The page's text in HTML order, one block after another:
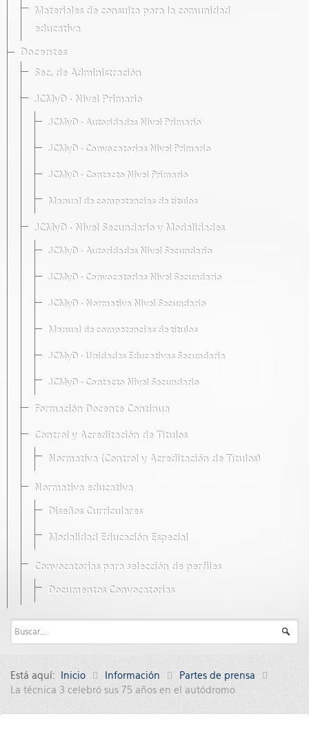
Materiales de consulta para la comunidad
educativa
Docentes
Sec. de Administración
JCMyD · Nivel Primario
JCMyD · Autoridades Nivel Primario
JCMyD · Convocatorias Nivel Primario
JCMyD · Contacto Nivel Primario
Manual de competencias de títulos
JCMyD · Nivel Secundario y Modalidades
JCMyD · Autoridades Nivel Secundario
JCMyD · Convocatorias Nivel Secundario
JCMyD · Normativa Nivel Secundario
Manual de competencias de títulos
JCMyD · Unidades Educativas Secundaria
JCMyD · Contacto Nivel Secundario
Formación Docente Continua
Control y Acreditación de Títulos
Normativa (Control y Acreditación de Títulos)
Normativa educativa
Diseños Curriculares
Modalidad Educación Especial
Convocatorias para selección de perfiles
Documentos Convocatorias
Está aquí: Inicio Información
Partes de prensa
La técnica 3 celebró sus 75 años en el autódromo